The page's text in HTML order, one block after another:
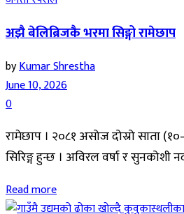
अझै बेलिब्रिजकै भरमा सिङ्गो रामेछाप
byKumar Shrestha
June 10, 2026
0
रामेछाप । २०८१ असोज दोस्रो साता
सिरिङ्ग हुन्छ । अविरल वर्षा र सुनकोशी
Read more